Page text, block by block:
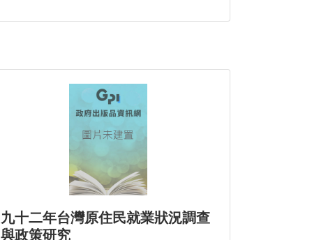
九十二年台灣原住民就業狀況調查
與政策研究